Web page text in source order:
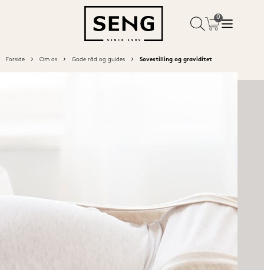
Forside Om os Gode råd og guides Sovestilling og graviditet